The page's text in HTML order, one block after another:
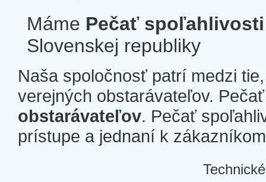
Máme Pečať spoľahlivosti
Slovenskej republiky
Naša spoločnosť patrí medzi
verejných obstarávateľov.
obstarávateľov. Pečať
prístupe a jednaní k